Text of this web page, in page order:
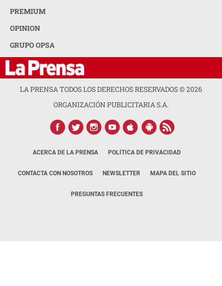
PREMIUM
OPINION
GRUPO OPSA
LA PRENSA TODOS LOS DERECHOS RESERVADOS ©2026
ORGANIZACIÓN PUBLICITARIA S.A.
ACERCA DE LA PRENSA POLÍTICA DE PRIVACIDAD
CONTACTA CON NOSOTROS NEWSLETTER MAPA DEL SITIO
PREGUNTAS FRECUENTES